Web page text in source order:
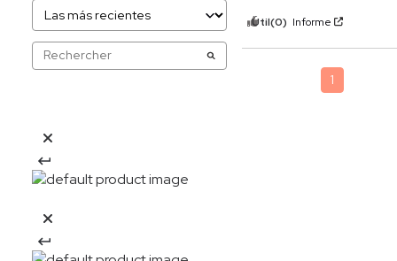
Útil(0) Informe
1